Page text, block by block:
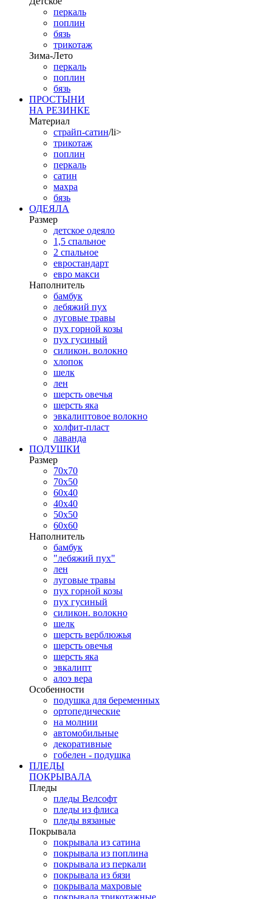
перкаль
поплин
бязь
трикотаж
Зима-Лето
перкаль
поплин
бязь
ПРОСТЫНИ
НА РЕЗИНКЕ
Материал
страйп-сатин/li>
трикотаж
поплин
перкаль
сатин
махра
бязь
ОДЕЯЛА
Размер
детское одеяло
1,5 спальное
2 спальное
евростандарт
евро макси
Наполнитель
бамбук
лебяжий пух
луговые травы
пух горной козы
пух гусиный
силикон. волокно
хлопок
шелк
лен
шерсть овечья
шерсть яка
эвкалиптовое волокно
холфит-пласт
лаванда
ПОДУШКИ
Размер
70х70
70х50
60х40
40х40
50х50
60х60
Наполнитель
бамбук
"лебяжий пух"
лен
луговые травы
пух горной козы
пух гусиный
силикон. волокно
шелк
шерсть верблюжья
шерсть овечья
шерсть яка
эвкалипт
алоэ вера
Особенности
подушка для беременных
ортопедические
на молнии
автомобильные
декоративные
гобелен - подушка
ПЛЕДЫ
ПОКРЫВАЛА
Пледы
пледы Велсофт
пледы из флиса
пледы вязаные
Покрывала
покрывала из сатина
покрывала из поплина
покрывала из перкали
покрывала из бязи
покрывала махровые
покрывала трикотажные